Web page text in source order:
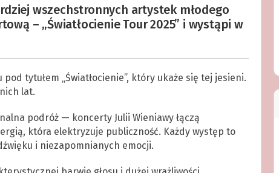
wszechstronnych artystek młodego
– „Światłocienie Tour 2025” i wystąpi w
tytułem „Światłocienie”, który ukaże się tej jesieni.
lat.
podróż — koncerty Julii Wieniawy łączą
która elektryzuje publiczność. Każdy występ to
i niezapomnianych emocji.